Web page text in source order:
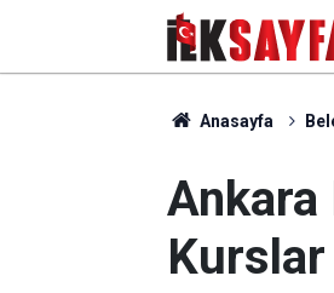
Anasayfa
Ankara
Kurslar